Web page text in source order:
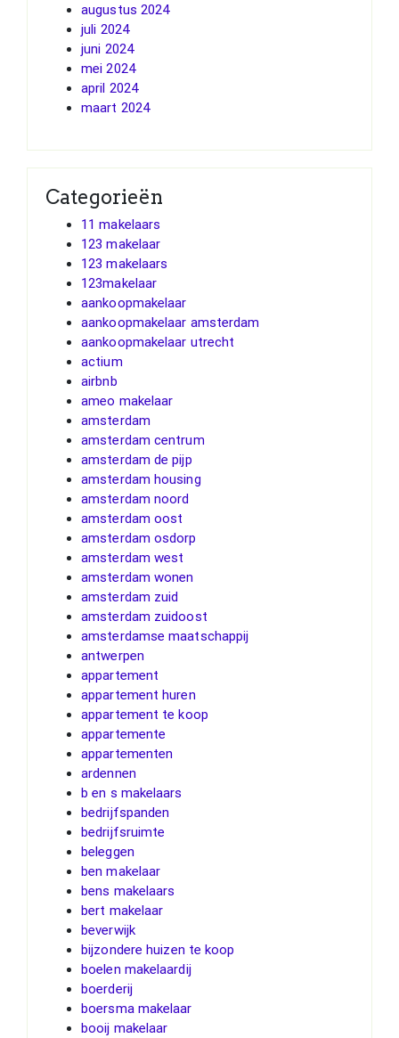
augustus 2024
juli 2024
juni 2024
mei 2024
april 2024
maart 2024
Categorieën
11 makelaars
123 makelaar
123 makelaars
123makelaar
aankoopmakelaar
aankoopmakelaar amsterdam
aankoopmakelaar utrecht
actium
airbnb
ameo makelaar
amsterdam
amsterdam centrum
amsterdam de pijp
amsterdam housing
amsterdam noord
amsterdam oost
amsterdam osdorp
amsterdam west
amsterdam wonen
amsterdam zuid
amsterdam zuidoost
amsterdamse maatschappij
antwerpen
appartement
appartement huren
appartement te koop
appartemente
appartementen
ardennen
b en s makelaars
bedrijfspanden
bedrijfsruimte
beleggen
ben makelaar
bens makelaars
bert makelaar
beverwijk
bijzondere huizen te koop
boelen makelaardij
boerderij
boersma makelaar
booij makelaar